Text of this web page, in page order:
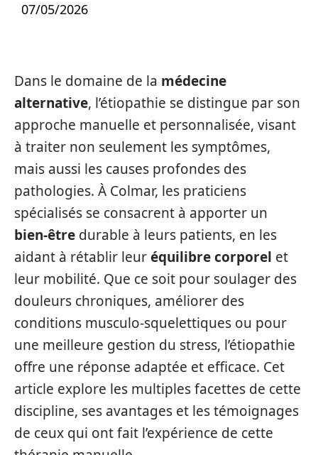
07/05/2026
Dans le domaine de la médecine
alternative, l’étiopathie se distingue par son
approche manuelle et personnalisée, visant
à traiter non seulement les symptômes,
mais aussi les causes profondes des
pathologies. À Colmar, les praticiens
spécialisés se consacrent à apporter un
bien-être durable à leurs patients, en les
aidant à rétablir leuréquilibre corporel et
leur mobilité. Que ce soit pour soulager des
douleurs chroniques, améliorer des
conditions musculo-squelettiques ou pour
une meilleure gestion du stress, l’étiopathie
offre une réponse adaptée et efficace. Cet
article explore les multiples facettes de cette
discipline, ses avantages et les témoignages
de ceux qui ont fait l’expérience de cette